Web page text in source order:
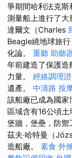
爭期間哈利法克
測量船上進行了大
達爾文（Charles
Beagle繞地球旅
化論。 重聽 助聽
年前建造了保護造
力量。 經絡調理
遺產。 中清路 按
該船廠已成為國家
區域含有16公頃
堡牆，堡壘，防
茲夫·哈特曼（
造船廠。 素食 外